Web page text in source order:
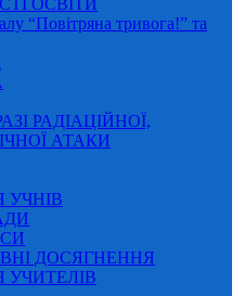
ОСВІТИ
“Повітряна тривога!” та
РАДІАЦІЙНОЇ,
АТАКИ
УЧНІВ
ДОСЯГНЕННЯ
УЧИТЕЛІВ